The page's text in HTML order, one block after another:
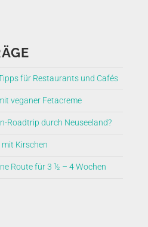
für Restaurants und Cafés
veganer Fetacreme
Roadtrip durch Neuseeland?
Kirschen
Route für 3 ½ – 4 Wochen